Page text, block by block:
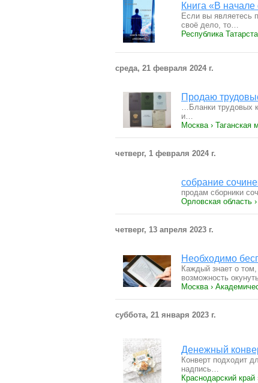
Книга «В
Если вы являетесь
своё дело, то…
Республика
среда, 21 февраля 2024 г.
Продаю
…Бланки трудовых
и…
Москва › Таганская
четверг, 1 февраля 2024 г.
собрание
продам сборники
Орловская область
четверг, 13 апреля 2023 г.
Необходимо
Каждый знает о
возможность
Москва ›
суббота, 21 января 2023 г.
Денежный
Конверт подходит
надпись…
Краснодарский